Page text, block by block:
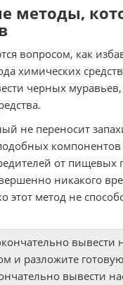
методы,
вопросом, как
химических
черных
не переносит
компонентов
от пищевых
никакого
этот метод не
вывести